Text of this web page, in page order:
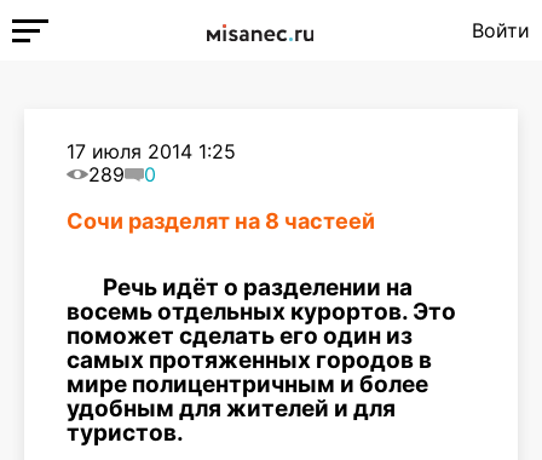
Войти
17 июля 2014 1:25
289
0
Сочи разделят на 8 частеей
Речь идёт о разделении на
восемь отдельных курортов. Это
поможет сделать его один из
самых протяженных городов в
мире полицентричным и более
удобным для жителей и для
туристов.